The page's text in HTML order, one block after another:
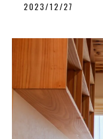
2023/12/27